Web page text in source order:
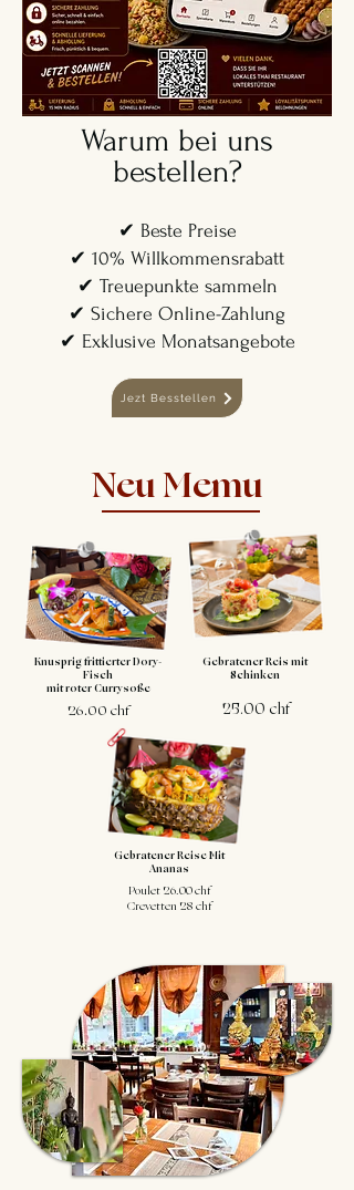
Warum bei uns
bestellen?
✔ Beste Preise
✔ 10% Willkommensrabatt
✔ Treuepunkte sammeln
✔ Sichere Online-Zahlung
✔ Exklusive Monatsangebote
Jezt Besstellen
Neu Memu
Knusprig frittierter Dory-
Fisch
mit roter Currysoße
26.00 chf
Gebratener Reis mit
Schinken
25.00 chf
Gebratener Reise Mit
Ananas
Poulet 26.00 chf
Crevetten 28 chf